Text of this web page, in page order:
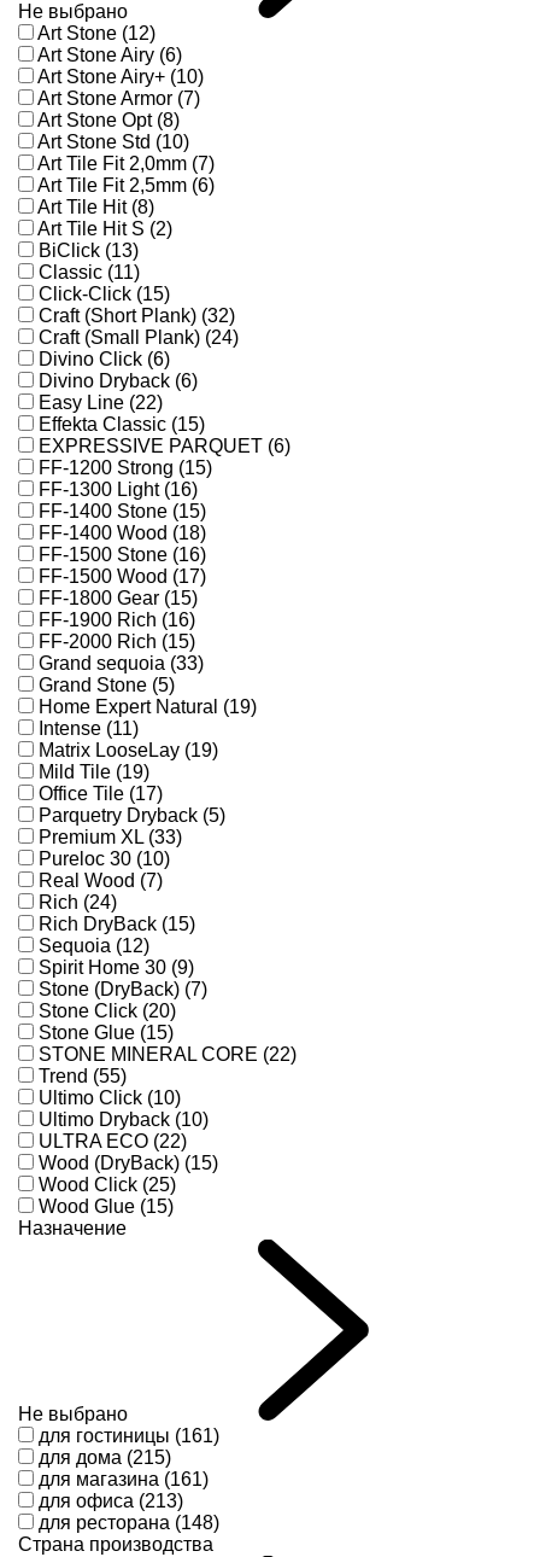
Не выбрано
Art Stone (12)
Art Stone Airy (6)
Art Stone Airy+ (10)
Art Stone Armor (7)
Art Stone Opt (8)
Art Stone Std (10)
Art Tile Fit 2,0mm (7)
Art Tile Fit 2,5mm (6)
Art Tile Hit (8)
Art Tile Hit S (2)
BiClick (13)
Classic (11)
Click-Click (15)
Craft (Short Plank) (32)
Craft (Small Plank) (24)
Divino Click (6)
Divino Dryback (6)
Easy Line (22)
Effekta Classic (15)
EXPRESSIVE PARQUET (6)
FF-1200 Strong (15)
FF-1300 Light (16)
FF-1400 Stone (15)
FF-1400 Wood (18)
FF-1500 Stone (16)
FF-1500 Wood (17)
FF-1800 Gear (15)
FF-1900 Rich (16)
FF-2000 Rich (15)
Grand sequoia (33)
Grand Stone (5)
Home Expert Natural (19)
Intense (11)
Matrix LooseLay (19)
Mild Tile (19)
Office Tile (17)
Parquetry Dryback (5)
Premium XL (33)
Pureloc 30 (10)
Real Wood (7)
Rich (24)
Rich DryBack (15)
Sequoia (12)
Spirit Home 30 (9)
Stone (DryBack) (7)
Stone Click (20)
Stone Glue (15)
STONE MINERAL CORE (22)
Trend (55)
Ultimo Click (10)
Ultimo Dryback (10)
ULTRA ECO (22)
Wood (DryBack) (15)
Wood Click (25)
Wood Glue (15)
Назначение
Не выбрано
для гостиницы (161)
для дома (215)
для магазина (161)
для офиса (213)
для ресторана (148)
Страна производства